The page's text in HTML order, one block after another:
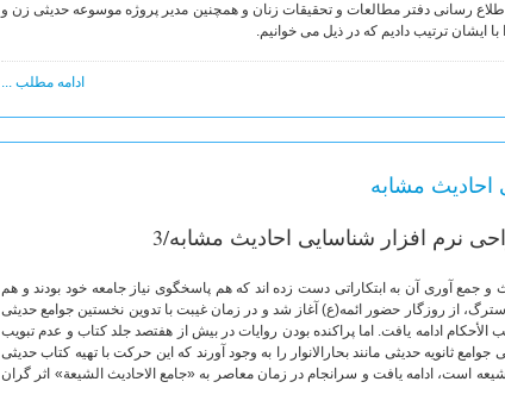
رسانی دفتر مطالعات و تحقیقات زنان و همچنین مدیر پروژه موسوعه حدیثی زن و
ایشان ترتیب دادیم که در ذیل می خوانیم.
ادامه مطلب ...
احادیث مشابه
نرم افزار شناسایی احادیث مشابه/3
جمع آوری آن به ابتکاراتی دست زده اند که هم پاسخگوی نیاز جامعه خود بودند و هم
سترگ، از روزگار حضور ائمه(ع) آغاز شد و در زمان غیبت با تدوین نخستین جوامع حدیثی
ادامه یافت. اما پراکنده بودن روایات در بیش از هفتصد جلد کتاب و عدم تبویب
ثانویه حدیثی مانند بحارالانوار را به وجود آورند که این حرکت با تهیه کتاب حدیثی
است، ادامه یافت و سرانجام در زمان معاصر به «جامع الاحادیث الشیعة» اثر گران